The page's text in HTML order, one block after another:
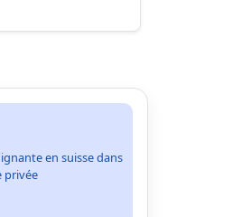
en suisse dans
privée